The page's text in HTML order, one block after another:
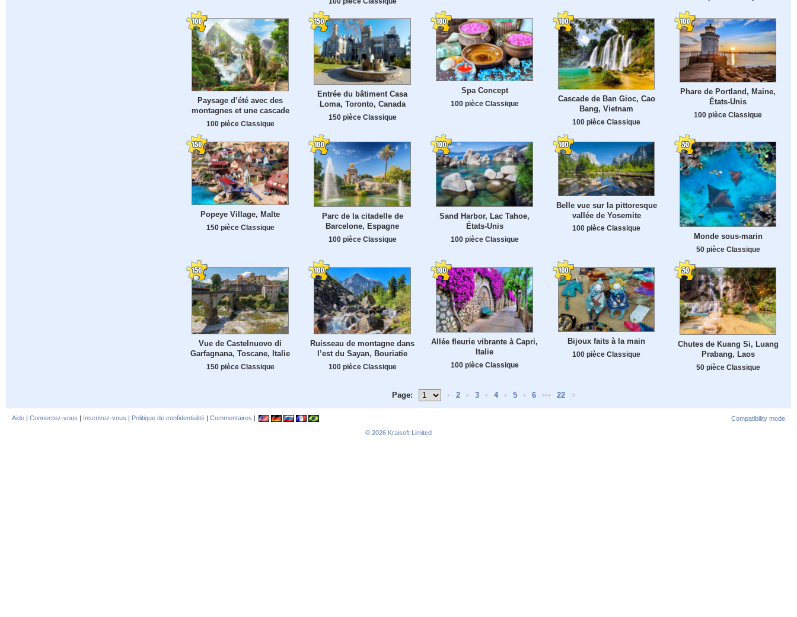
Paysage d’été avec des
montagnes et une cascade
100 pièce Classique
Entrée du bâtiment Casa
Loma, Toronto, Canada
150 pièce Classique
Spa Concept
100 pièce Classique
Cascade de Ban Gioc, Cao
Bang, Vietnam
100 pièce Classique
Phare de Portland, Maine,
États-Unis
100 pièce Classique
Popeye Village, Malte
150 pièce Classique
Parc de la citadelle de
Barcelone, Espagne
100 pièce Classique
Sand Harbor, Lac Tahoe,
États-Unis
100 pièce Classique
Belle vue sur la pittoresque
vallée de Yosemite
100 pièce Classique
Monde sous-marin
50 pièce Classique
Vue de Castelnuovo di
Garfagnana, Toscane, Italie
150 pièce Classique
Ruisseau de montagne dans
l’est du Sayan, Bouriatie
100 pièce Classique
Allée fleurie vibrante à Capri,
Italie
100 pièce Classique
Bijoux faits à la main
100 pièce Classique
Chutes de Kuang Si, Luang
Prabang, Laos
50 pièce Classique
Page: • 2 • 3 • 4 • 5 • 6 ••• 22 >
Aide | Connectez-vous | Inscrivez-vous | Politique de confidentialité | Commentaires |
Compatibility mode
© 2026 Kraisoft Limited